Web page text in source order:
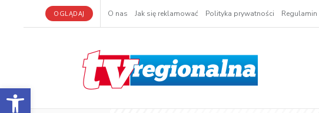
Otwórz pasek narzędzi
OGLĄDAJ O nas Jak się reklamować Polityka prywatności Regulamin